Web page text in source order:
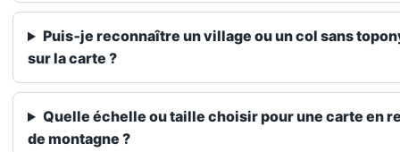
Puis‑je reconnaître un village ou un col sans
sur la carte ?
Quelle échelle ou taille choisir pour une carte en
de montagne ?